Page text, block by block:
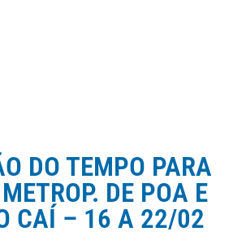
DO TEMPO PARA
DE POA E
CAÍ – 16 A 22/02